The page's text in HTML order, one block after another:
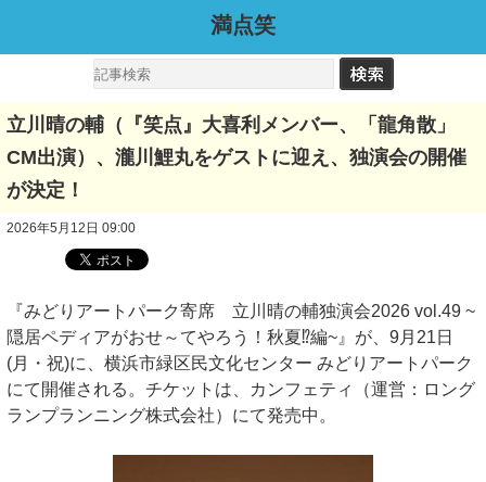
満点笑
立川晴の輔（『笑点』大喜利メンバー、「龍角散」
CM出演）、瀧川鯉丸をゲストに迎え、独演会の開催
が決定！
2026年5月12日 09:00
『みどりアートパーク寄席 立川晴の輔独演会2026 vol.49 ~
隠居ペディアがおせ～てやろう！秋夏⁉編~』が、9月21日
(月・祝)に、横浜市緑区民文化センター みどりアートパーク
にて開催される。チケットは、カンフェティ（運営：ロング
ランプランニング株式会社）にて発売中。